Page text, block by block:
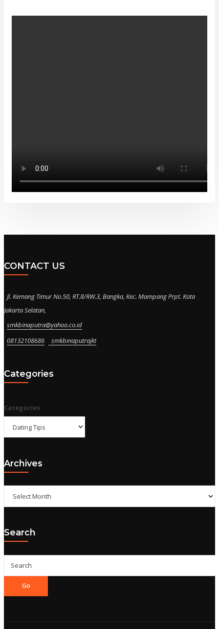
CONTACT US
Jl. Kemang Timur No.50, RT.8/RW.3, Bangka, Kec. Mampang Prpt. Kota
Jakarta Selatan,
smkbinaputra@yahoo.co.id
08132108686
smkbinaputrajkt
Categories
Categories
Archives
Search
Go